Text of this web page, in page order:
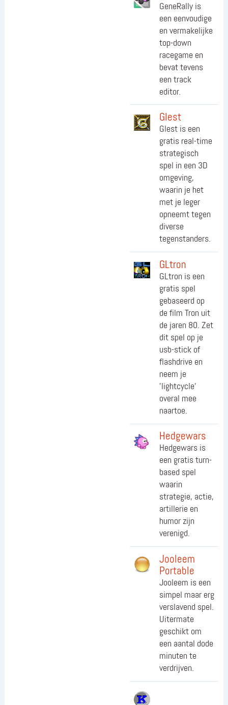
GeneRally is
een eenvoudige
en vermakelijke
top-down
racegame en
bevat tevens
een track
editor.
Glest
Glest is een
gratis real-time
strategisch
spel in een 3D
omgeving,
waarin je het
met je leger
opneemt tegen
diverse
tegenstanders.
GLtron
GLtron is een
gratis spel
gebaseerd op
de film Tron uit
de jaren 80. Zet
dit spel op je
usb-stick of
flashdrive en
neem je
'lightcycle'
overal mee
naartoe.
Hedgewars
Hedgewars is
een gratis turn-
based spel
waarin
strategie, actie,
artillerie en
humor zijn
verenigd.
Jooleem
Portable
Jooleem is een
simpel maar erg
verslavend spel.
Uitermate
geschikt om
een aantal dode
minuten te
verdrijven.